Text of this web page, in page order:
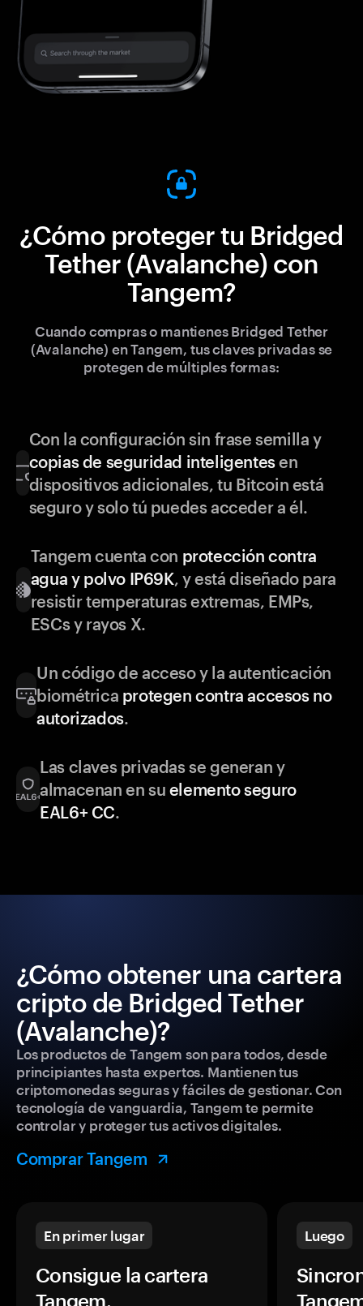
¿Cómo proteger tu Bridged
Tether (Avalanche) con
Tangem?
Cuando compras o mantienes Bridged Tether
(Avalanche) en Tangem, tus claves privadas se
protegen de múltiples formas:
Con la configuración sin frase semilla y
copias de seguridad inteligentesen
dispositivos adicionales, tu Bitcoin está
seguro y solo tú puedes acceder a él.
Tangem cuenta con protección contra
agua y polvo IP69K, y está diseñado para
resistir temperaturas extremas, EMPs,
ESCs y rayos X.
Un código de acceso y la autenticación
biométrica protegen contra accesos no
autorizados.
Las claves privadas se generan y
almacenan en su elemento seguro
EAL6+ CC.
¿Cómo obtener una cartera
cripto de Bridged Tether
(Avalanche)?
Los productos de Tangem son para todos, desde
principiantes hasta expertos. Mantienen tus
criptomonedas seguras y fáciles de gestionar. Con
tecnología de vanguardia, Tangem te permite
controlar y proteger tus activos digitales.
Comprar Tangem
En primer lugar
Consigue la cartera
Tangem.
Luego